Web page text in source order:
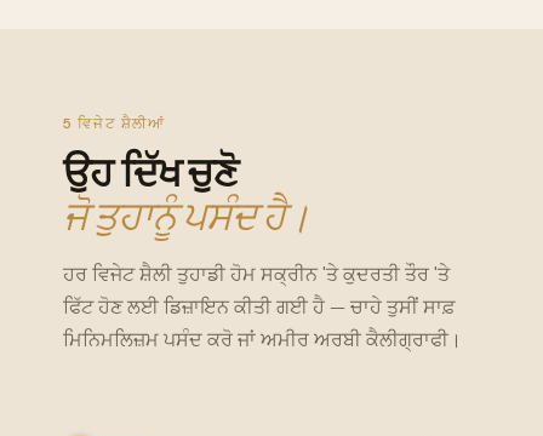
5 ਵਿਜੇਟ ਸ਼ੈਲੀਆਂ
ਉਹ ਦਿੱਖ ਚੁਣੋ
ਜੋ ਤੁਹਾਨੂੰ ਪਸੰਦ ਹੈ।
ਹਰ ਵਿਜੇਟ ਸ਼ੈਲੀ ਤੁਹਾਡੀ ਹੋਮ ਸਕ੍ਰੀਨ 'ਤੇ ਕੁਦਰਤੀ ਤੌਰ 'ਤੇ
ਫਿੱਟ ਹੋਣ ਲਈ ਡਿਜ਼ਾਇਨ ਕੀਤੀ ਗਈ ਹੈ — ਚਾਹੇ ਤੁਸੀਂ ਸਾਫ਼
ਮਿਨਿਮਲਿਜ਼ਮ ਪਸੰਦ ਕਰੋ ਜਾਂ ਅਮੀਰ ਅਰਬੀ ਕੈਲੀਗ੍ਰਾਫੀ।